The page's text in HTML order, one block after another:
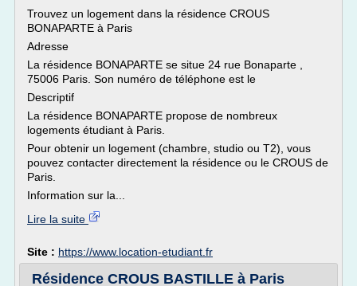
Trouvez un logement dans la résidence CROUS
BONAPARTE à Paris
Adresse
La résidence BONAPARTE se situe 24 rue Bonaparte ,
75006 Paris. Son numéro de téléphone est le
Descriptif
La résidence BONAPARTE propose de nombreux
logements étudiant à Paris.
Pour obtenir un logement (chambre, studio ou T2), vous
pouvez contacter directement la résidence ou le CROUS de
Paris.
Information sur la...
Lire la suite
Site : https://www.location-etudiant.fr
Résidence CROUS BASTILLE à Paris